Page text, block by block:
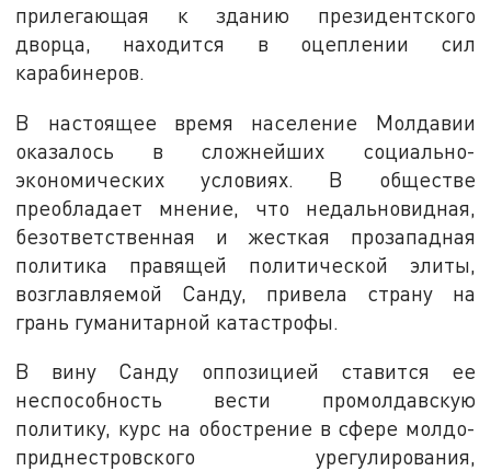
прилегающая к зданию президентского
дворца, находится в оцеплении сил
карабинеров.
В настоящее время население Молдавии
оказалось в сложнейших социально-
экономических условиях. В обществе
преобладает мнение, что недальновидная,
безответственная и жесткая прозападная
политика правящей политической элиты,
возглавляемой Санду, привела страну на
грань гуманитарной катастрофы.
В вину Санду оппозицией ставится ее
неспособность вести промолдавскую
политику, курс на обострение в сфере молдо-
приднестровского урегулирования,